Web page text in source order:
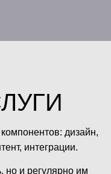
дизайн,
интеграции.
но и регулярно им